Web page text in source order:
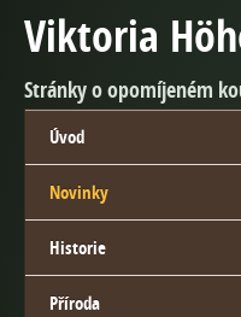
Viktoria
Stránky o opomíjeném
Úvod
Novinky
Historie
Příroda